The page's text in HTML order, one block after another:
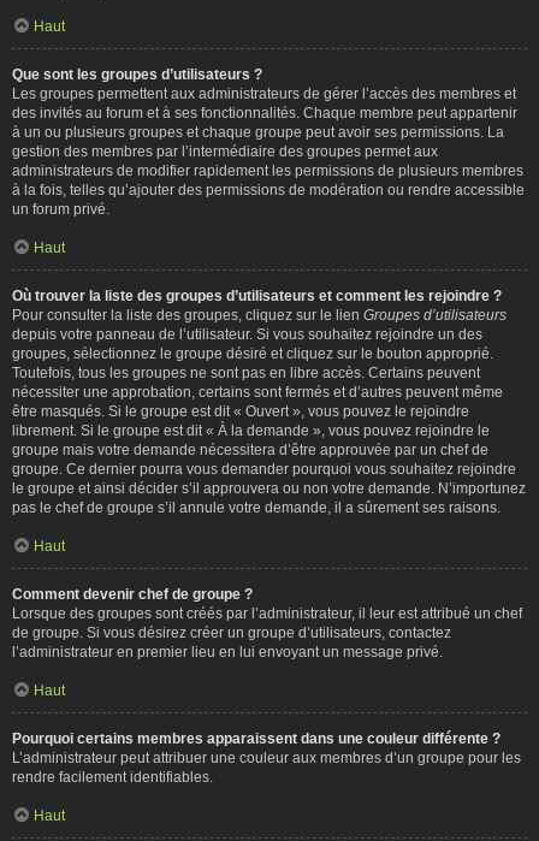
Haut
Que sont les groupes d’utilisateurs ?
Les groupes permettent aux administrateurs de gérer l’accès des membres et
des invités au forum et à ses fonctionnalités. Chaque membre peut appartenir
à un ou plusieurs groupes et chaque groupe peut avoir ses permissions. La
gestion des membres par l’intermédiaire des groupes permet aux
administrateurs de modifier rapidement les permissions de plusieurs membres
à la fois, telles qu’ajouter des permissions de modération ou rendre accessible
un forum privé.
Haut
Où trouver la liste des groupes d’utilisateurs et comment les rejoindre ?
Pour consulter la liste des groupes, cliquez sur le lien Groupes d’utilisateurs
depuis votre panneau de l’utilisateur. Si vous souhaitez rejoindre un des
groupes, sélectionnez le groupe désiré et cliquez sur le bouton approprié.
Toutefois, tous les groupes ne sont pas en libre accès. Certains peuvent
nécessiter une approbation, certains sont fermés et d’autres peuvent même
être masqués. Si le groupe est dit « Ouvert », vous pouvez le rejoindre
librement. Si le groupe est dit « À la demande », vous pouvez rejoindre le
groupe mais votre demande nécessitera d’être approuvée par un chef de
groupe. Ce dernier pourra vous demander pourquoi vous souhaitez rejoindre
le groupe et ainsi décider s’il approuvera ou non votre demande. N’importunez
pas le chef de groupe s’il annule votre demande, il a sûrement ses raisons.
Haut
Comment devenir chef de groupe ?
Lorsque des groupes sont créés par l’administrateur, il leur est attribué un chef
de groupe. Si vous désirez créer un groupe d’utilisateurs, contactez
l’administrateur en premier lieu en lui envoyant un message privé.
Haut
Pourquoi certains membres apparaissent dans une couleur différente ?
L’administrateur peut attribuer une couleur aux membres d’un groupe pour les
rendre facilement identifiables.
Haut